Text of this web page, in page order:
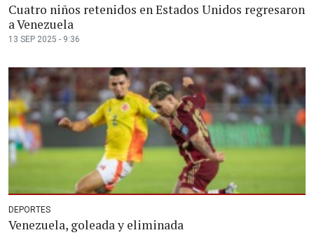
Cuatro niños retenidos en Estados Unidos regresaron
a Venezuela
13 SEP 2025 - 9:36
DEPORTES
Venezuela, goleada y eliminada